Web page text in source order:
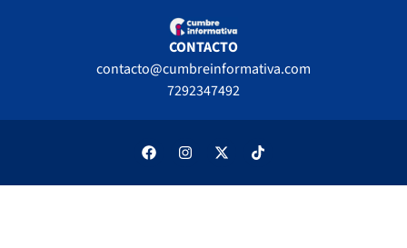
CONTACTO
contacto@cumbreinformativa.com
7292347492